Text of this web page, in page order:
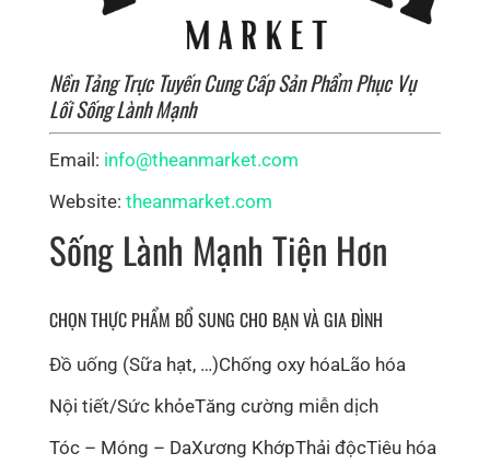
Nền Tảng Trực Tuyến Cung Cấp Sản Phẩm Phục Vụ
Lối Sống Lành Mạnh
Email: info@theanmarket.com
Website: theanmarket.com
Sống Lành Mạnh Tiện Hơn
CHỌN THỰC PHẨM BỔ SUNG CHO BẠN VÀ GIA ĐÌNH
Đồ uống (Sữa hạt, …)Chống oxy hóaLão hóa
Nội tiết/Sức khỏeTăng cường miễn dịch
Tóc – Móng – DaXương KhớpThải độcTiêu hóa